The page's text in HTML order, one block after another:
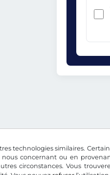
technologies similaires.
concernant ou en
circonstances. Vous